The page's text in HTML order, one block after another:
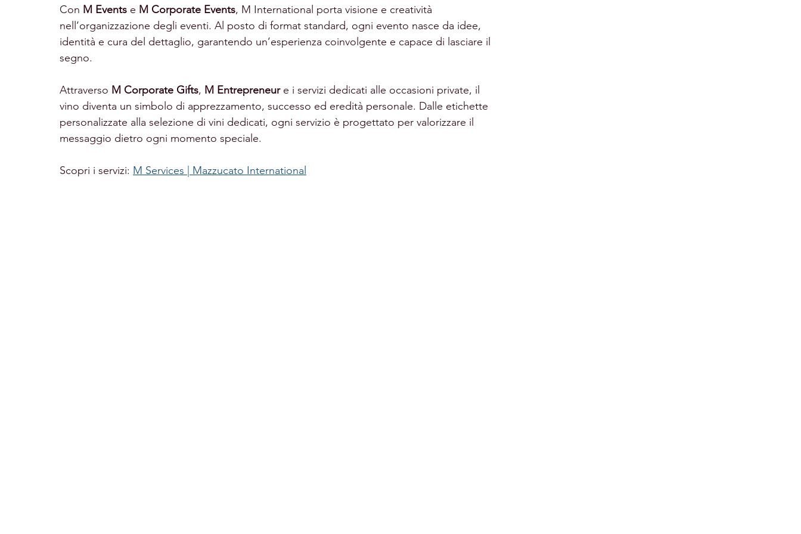
Con M Events e M Corporate Events, M International porta visione e creatività
nell’organizzazione degli eventi. Al posto di format standard, ogni evento nasce da idee,
identità e cura del dettaglio, garantendo un’esperienza coinvolgente e capace di lasciare il
segno.
Attraverso M Corporate Gifts, M Entrepreneur e i servizi dedicati alle occasioni private, il
vino diventa un simbolo di apprezzamento, successo ed eredità personale. Dalle etichette
personalizzate alla selezione di vini dedicati, ogni servizio è progettato per valorizzare il
messaggio dietro ogni momento speciale.
Scopri i servizi: M Services | Mazzucato International